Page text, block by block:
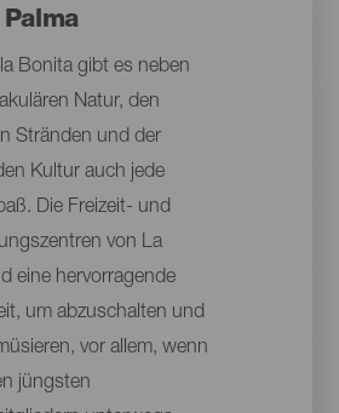
Bonita gibt es neben
Natur, den
Stränden und der
Kultur auch jede
Die Freizeit- und
von La
eine hervorragende
um abzuschalten und
vor allem, wenn
jüngsten